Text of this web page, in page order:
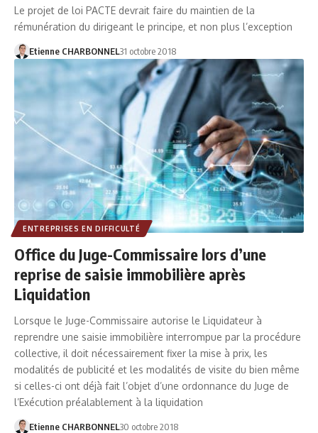
Le projet de loi PACTE devrait faire du maintien de la
rémunération du dirigeant le principe, et non plus l’exception
Etienne CHARBONNEL31 octobre 2018
ENTREPRISES EN DIFFICULTÉ
Office du Juge-Commissaire lors d’une
reprise de saisie immobilière après
Liquidation
Lorsque le Juge-Commissaire autorise le Liquidateur à
reprendre une saisie immobilière interrompue par la procédure
collective, il doit nécessairement fixer la mise à prix, les
modalités de publicité et les modalités de visite du bien même
si celles-ci ont déjà fait l’objet d’une ordonnance du Juge de
l’Exécution préalablement à la liquidation
Etienne CHARBONNEL30 octobre 2018